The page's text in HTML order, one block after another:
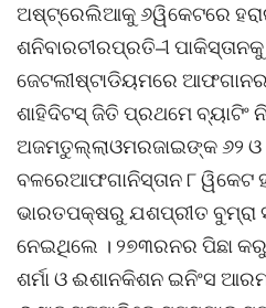
ଅଷ୍ଟ୍ରେଲିଆକୁ ୬ୱିକେଟରେ
ଶନିବାରଚୀରପ୍ରତି–ୀ
ଜେଟଲୀଷ୍ଟାଡିୟମରେ
ଶାହିଦିଟସ୍ ଜିତି ପ୍ରଥମେ ବ୍ୟାଟିଂ
ଅଜମତୁଲ୍ଲାଓମରଜାଇଙ୍କ ୬୨ ଓ
ବଳରେଆଫଗାନିସ୍ତାନ ୮ ୱିକେଟ
ଭାରତପକ୍ଷରୁ ଯଶପ୍ରୀତ ବୁମ୍ରା
ନେଇଥିଲେ । ୨୭୩ରନର ପିଛା
ଶର୍ମା ଓ ଈଶାନକିଶନ ଇନିଂସ